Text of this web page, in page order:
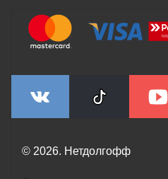
© 2026. Нетдолгофф